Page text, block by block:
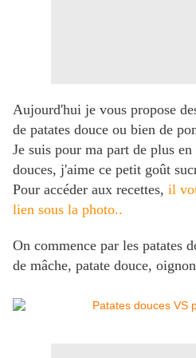
Aujourd'hui je vous propose
de patates douce ou bien de
Je suis pour ma part de plus
douces, j'aime ce petit goût
Pour accéder aux recettes, il
lien sous la photo..
On commence par les patates
de mâche, patate douce,